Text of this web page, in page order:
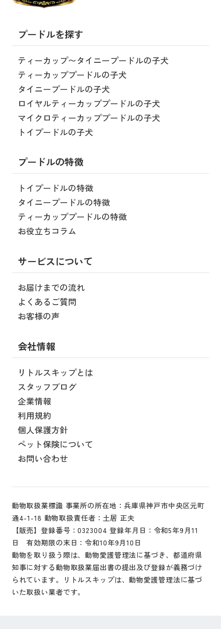
プードルを探す
ティーカップ〜タイニープードルの子犬
ティーカッププードルの子犬
タイニープードルの子犬
ロイヤルティーカッププードルの子犬
マイクロティーカッププードルの子犬
トイプードルの子犬
プードルの特徴
トイプードルの特徴
タイニープードルの特徴
ティーカッププードルの特徴
お役立ちコラム
サービスについて
お届けまでの流れ
よくあるご質問
お客様の声
会社情報
リトルスキップとは
スタッフブログ
企業情報
利用規約
個人保護方針
ペット保険について
お問い合わせ
動物取扱業標識 事業所の所在地：兵庫県神戸市中央区元町
通4-1-18 動物取扱責任者：土居 正夫
【販売】登録番号：0323004 登録年月日：令和5年9月11
日 有効期限の末日：令和10年9月10日
動物を取り扱う際は、動物愛護管理法に基づき、都道府県
知事に対する動物取扱業届出書の提出及び登録が義務づけ
られています。リトルスキップは、動物愛護管理法に基づ
いた取扱い業者です。